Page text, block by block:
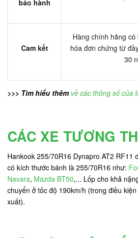
bảo hành
Cam kết
Hàng chính hãng
hóa đơn chứng từ
30
>>> Tìm hiểu thêm về các thông số của
CÁC XE TƯƠNG
Hankook 255/70R16 Dynapro AT2 RF11
có kích thước bánh là 255/70R16 như:
Navara, Mazda BT50,... Lốp cho khả
chuyển ở tốc độ 190km/h (trong điều
xuất).